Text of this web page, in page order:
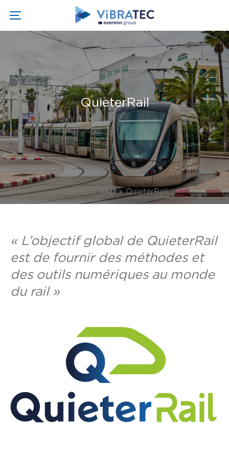
QuieterRail
Accueil »R&D»QuieterRail
« L’objectif global de QuieterRail
est de fournir des méthodes et
des outils numériques au monde
du rail »